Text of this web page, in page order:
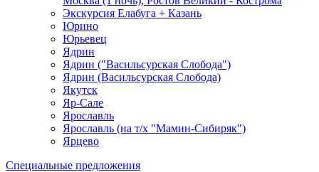
Экскурсия Елабуга + Казань
Юрино
Юрьевец
Ядрин
Ядрин ("Васильсурская Слобода")
Ядрин (Васильсурская Слобода)
Якутск
Яр-Сале
Ярославль
Ярославль (на т/х "Мамин-Сибиряк")
Ярцево
Специальные предложения